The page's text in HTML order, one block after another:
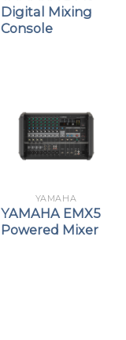
Digital Mixing
Console
YAMAHA
YAMAHA EMX5
Powered Mixer